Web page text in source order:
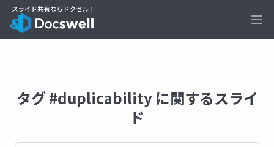
タグ #duplicability に関するスライ
ド